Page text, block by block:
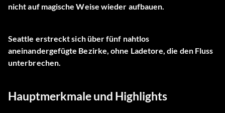
nicht auf magische Weise wieder aufbauen.
Seattle erstreckt sich über fünf nahtlos
aneinandergefügte Bezirke, ohne Ladetore, die den Fluss
unterbrechen.
Hauptmerkmale und Highlights